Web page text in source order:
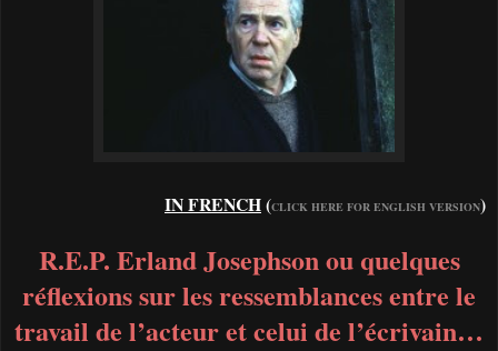
IN FRENCH(CLICK HERE FOR ENGLISH VERSION)
R.E.P. Erland Josephson ou quelques
réflexions sur les ressemblances entre le
travail de l’acteur et celui de l’écrivain…